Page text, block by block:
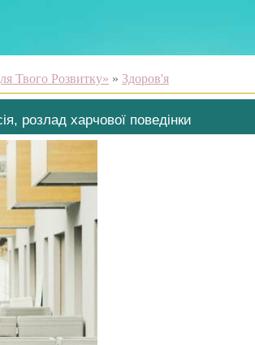
Твого Розвитку» » Здоров'я
розлад харчової поведінки